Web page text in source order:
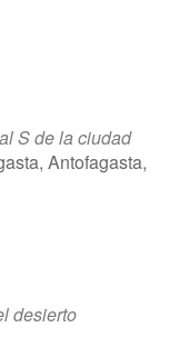
S de la ciudad
Antofagasta,
desierto